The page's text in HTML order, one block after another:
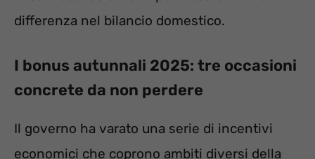
differenza nel bilancio domestico.
I bonus autunnali 2025: tre occasioni
concrete da non perdere
Il governo ha varato una serie di incentivi
economici che coprono ambiti diversi della